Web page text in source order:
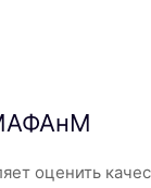
оценить